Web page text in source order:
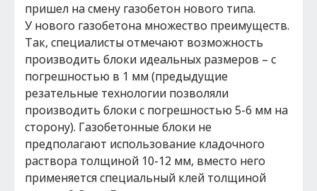
пришел на смену газобетон нового типа.
У нового газобетона множество преимуществ.
Так, специалисты отмечают возможность
производить блоки идеальных размеров – с
погрешностью в 1 мм (предыдущие
резательные технологии позволяли
производить блоки с погрешностью 5-6 мм на
сторону). Газобетонные блоки не
предполагают использование кладочного
раствора толщиной 10-12 мм, вместо него
применяется специальный клей толщиной